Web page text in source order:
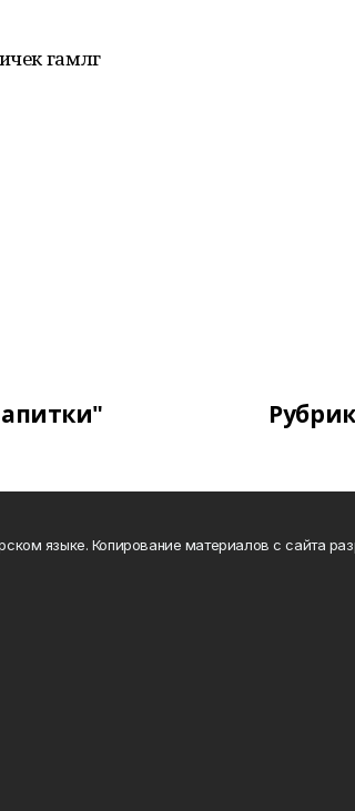
гамәлгә
языке. Копирование материалов с сайта